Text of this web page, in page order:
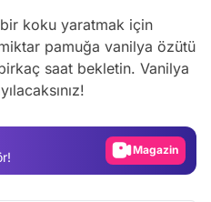
koku yaratmak için
pamuğa vanilya özütü
saat bekletin. Vanilya
Video
Magazin